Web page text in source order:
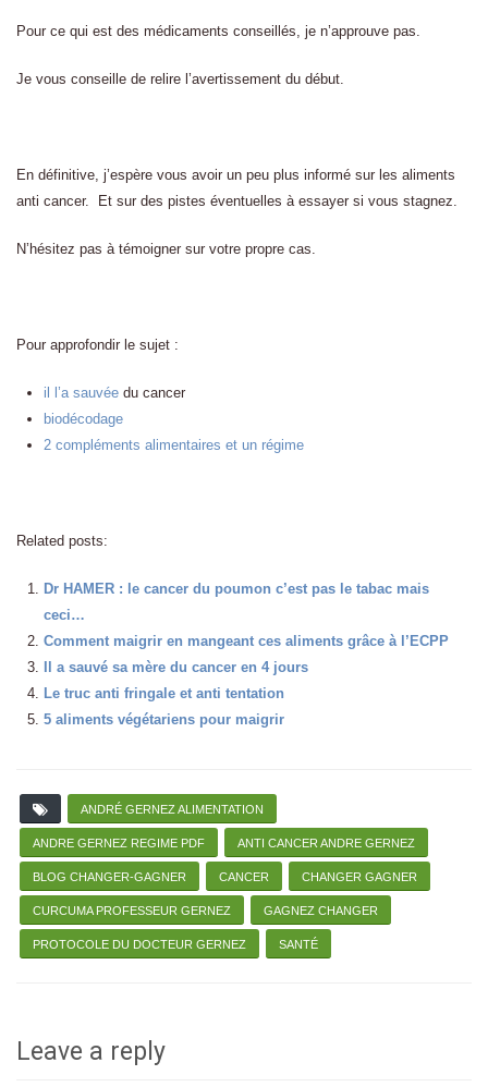
Pour ce qui est des médicaments conseillés, je n’approuve pas.
Je vous conseille de relire l’avertissement du début.
En définitive, j’espère vous avoir un peu plus informé sur les aliments
anti cancer. Et sur des pistes éventuelles à essayer si vous stagnez.
N’hésitez pas à témoigner sur votre propre cas.
Pour approfondir le sujet :
il l’a sauvée du cancer
biodécodage
2 compléments alimentaires et un régime
Related posts:
Dr HAMER : le cancer du poumon c’est pas le tabac mais
ceci…
Comment maigrir en mangeant ces aliments grâce à l’ECPP
Il a sauvé sa mère du cancer en 4 jours
Le truc anti fringale et anti tentation
5 aliments végétariens pour maigrir
ANDRÉ GERNEZ ALIMENTATION
ANDRE GERNEZ REGIME PDF ANTI CANCER ANDRE GERNEZ
BLOG CHANGER-GAGNER CANCER CHANGER GAGNER
CURCUMA PROFESSEUR GERNEZ GAGNEZ CHANGER
PROTOCOLE DU DOCTEUR GERNEZ SANTÉ
Leave a reply